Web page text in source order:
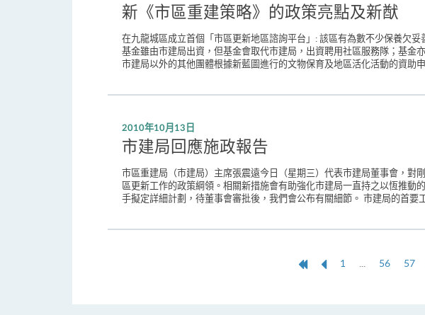
新《市區重建策略》的政策亮點及新猷
在九龍城區成立首個「市區更新地區諮詢平台」: 該區有為數不少保養欠
基金雖由市建局出資，但基金會取代市建局，出資聘用社區服務隊；基
市建局以外的其他團體根據新藍圖進行的文物保育及地區活化活動的資助
2010年10月13日
市建局回應施政報告
市區重建局（市建局）主席張震遠今日（星期三）代表市建局董事會，
區更新工作的政策綱領。相關新措施會有助強化市建局一直持之以恆推
手擬定詳細計劃，待董事會審批後，我們會公布有關細節。 市建局的首
第
上
1 ... 56 57